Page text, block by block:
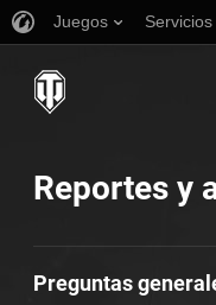
Juegos Servicios
Reportes y
Preguntas